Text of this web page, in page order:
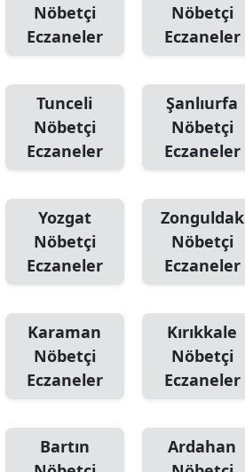
Nöbetçi
Eczaneler
Nöbetçi
Eczaneler
Tunceli
Nöbetçi
Eczaneler
Şanlıurfa
Nöbetçi
Eczaneler
Yozgat
Nöbetçi
Eczaneler
Zonguldak
Nöbetçi
Eczaneler
Karaman
Nöbetçi
Eczaneler
Kırıkkale
Nöbetçi
Eczaneler
Bartın
Ardahan